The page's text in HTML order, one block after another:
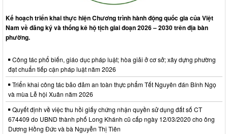
Kế hoạch triển khai thực hiện Chương trình hành động quốc gia của Việt
Nam về đăng ký và thống kê hộ tịch giai đoạn 2026 – 2030 trên địa bàn
phường.
Công tác phổ biến, giáo dục pháp luật; hòa giải ở cơ sở; xây dựng phường
đạt chuẩn tiếp cận pháp luật năm 2026
Triển khai công tác bảo đảm an toàn thực phẩm Tết Nguyên đán Bính Ngọ
và mùa Lễ hội Xuân năm 2026
Quyết định về việc thu hồi giấy chứng nhận quyền sử dụng đất số CT
674409 do UBND thành phố Long Khánh cũ cấp ngày 12/03/2020 cho ông
Dương Hồng Đức và bà Nguyễn Thị Tiên